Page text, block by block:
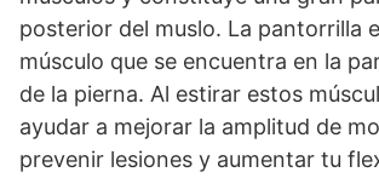
posterior del muslo. La pantorrilla
músculo que se encuentra en la
de la pierna. Al estirar estos
ayudar a mejorar la amplitud de
prevenir lesiones y aumentar tu